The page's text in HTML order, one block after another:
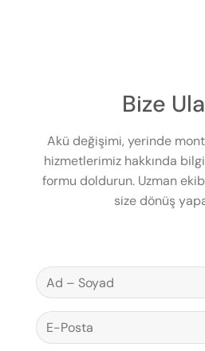
Bize
Akü değişimi, yerinde
hizmetlerimiz hakkında
formu doldurun. Uzman
size dönüş